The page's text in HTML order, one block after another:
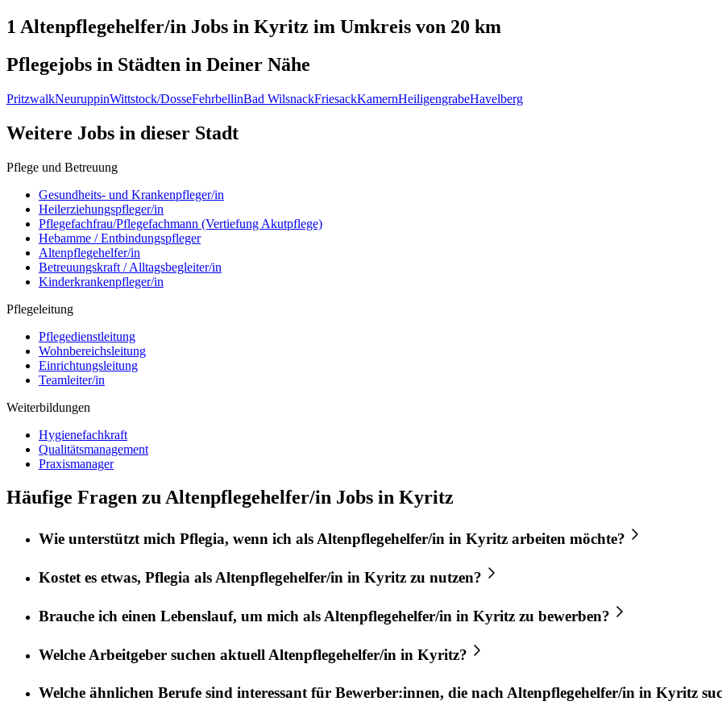
1 Altenpflegehelfer/in Jobs in Kyritz im Umkreis von 20 km
Pflegejobs in Städten in Deiner Nähe
PritzwalkNeuruppinWittstock/DosseFehrbellinBad WilsnackFriesackKamernHeiligengrabeHavelberg
Weitere Jobs in dieser Stadt
Pflege und Betreuung
Gesundheits- und Krankenpfleger/in
Heilerziehungspfleger/in
Pflegefachfrau/Pflegefachmann (Vertiefung Akutpflege)
Hebamme / Entbindungspfleger
Altenpflegehelfer/in
Betreuungskraft / Alltagsbegleiter/in
Kinderkrankenpfleger/in
Pflegeleitung
Pflegedienstleitung
Wohnbereichsleitung
Einrichtungsleitung
Teamleiter/in
Weiterbildungen
Hygienefachkraft
Qualitätsmanagement
Praxismanager
Häufige Fragen zu Altenpflegehelfer/in Jobs in Kyritz
Wie unterstützt mich Pflegia, wenn ich alsAltenpflegehelfer/in in Kyritz arbeiten möchte?
Kostet es etwas, Pflegia als Altenpflegehelfer/in in Kyritz zu nutzen?
Brauche ich einen Lebenslauf, um mich als Altenpflegehelfer/in in Kyritz zu bewerben?
Welche Arbeitgeber suchen aktuell Altenpflegehelfer/in in Kyritz?
Welche ähnlichen Berufe sind interessant für Bewerber:innen, die nachAltenpflegehelfer/in in Kyritz